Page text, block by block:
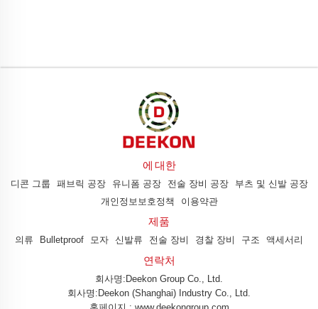
에 대한
디콘 그룹 패브릭 공장 유니폼 공장 전술 장비 공장
부츠 및 신발 공장
개인정보보호정책
이용약관
제품
의류 Bulletproof 모자 신발류 전술 장비 경찰 장비 구조 액세서리
연락처
회사명:Deekon Group Co., Ltd.
회사명:Deekon (Shanghai) Industry Co., Ltd.